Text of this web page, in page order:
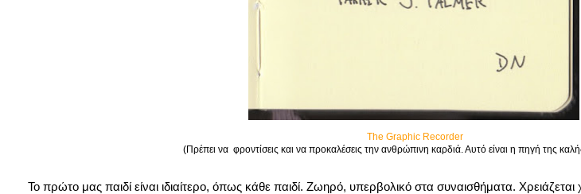
The Graphic Recorder
(Πρέπει να φροντίσεις και να προκαλέσεις την ανθρώπινη καρδιά. Αυτό είναι η πηγή της
Το πρώτο μας παιδί είναι ιδιαίτερο, όπως κάθε παιδί. Ζωηρό, υπερβολικό στα συναισθήματα.